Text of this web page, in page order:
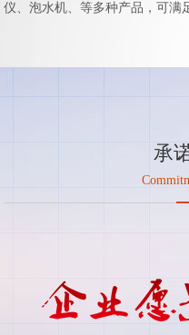
仪、泡水机、等多种产品，可满
承